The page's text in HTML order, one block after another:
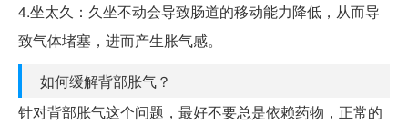
4.坐太久：久坐不动会导致肠道的移动能力降低，从而导
致气体堵塞，进而产生胀气感。
如何缓解背部胀气？
针对背部胀气这个问题，最好不要总是依赖药物，正常的